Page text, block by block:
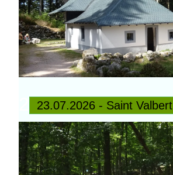
23.07.2026 - Saint Valbert